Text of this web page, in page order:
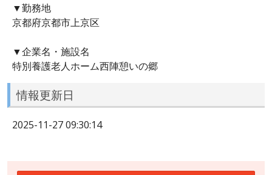
▼勤務地
京都府京都市上京区
▼企業名・施設名
特別養護老人ホーム西陣憩いの郷
情報更新日
2025-11-27 09:30:14